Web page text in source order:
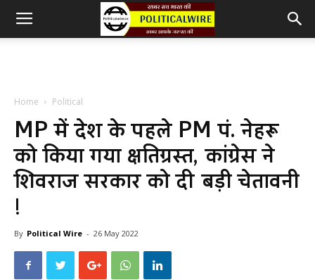
Home Political
MP में देश के पहले PM पं. नेहरू
को किया गया क्षतिग्रस्त, कांग्रेस ने
शिवराज सरकार को दी बड़ी चेतावनी
!
By Political Wire - 26 May 2022